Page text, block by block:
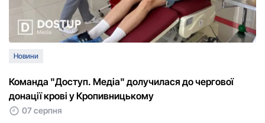
Новини
Команда "Доступ. Медіа" долучилася до чергової
донації крові у Кропивницькому
07 серпня